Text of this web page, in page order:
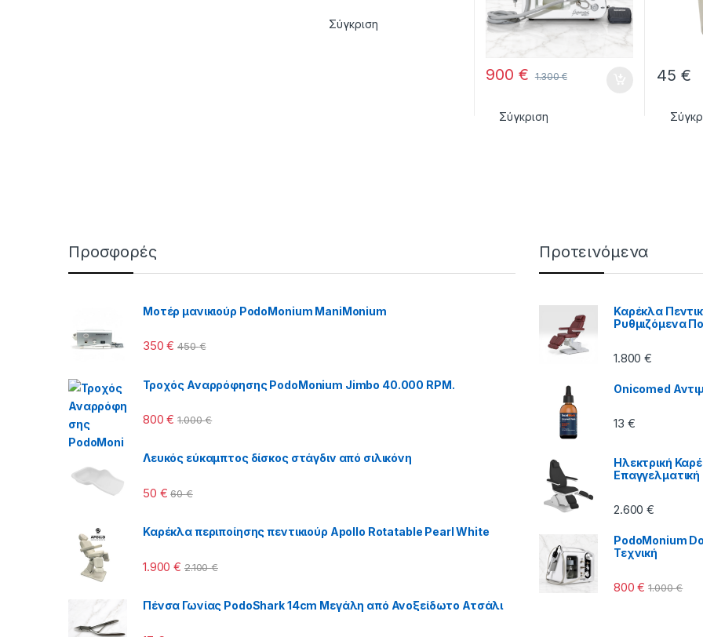
Σύγκριση
900 € 1.300€
Σύγκριση
45 €
Προσφορές
Μοτέρ μανικιούρ PodoMonium ManiMonium
350€ 450€
Τροχός Αναρρόφησης PodoMonium Jimbo 40.000 RPM.
800€ 1.000€
Λευκός εύκαμπτος δίσκος στάγδιν από σιλικόνη
50 € 60€
Καρέκλα περιποίησης πεντικιούρ Apollo Rotatable Pearl White
1.900€ 2.100€
Πένσα Γωνίας PodoShark 14cm Μεγάλη από Ανοξείδωτο Ατσάλι
Προτεινόμενα
Καρέκλα
Ρυθμιζόμενα
1.800€
Onicomed
13 €
Ηλεκτρική
Επαγγελματική
2.600€
PodoMonium
Τεχνική
800€ 1.000€